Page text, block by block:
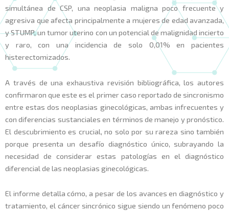
simultánea de CSP, una neoplasia maligna poco frecuente y
agresiva que afecta principalmente a mujeres de edad avanzada,
y STUMP, un tumor uterino con un potencial de malignidad incierto
y raro, con una incidencia de solo 0,01% en pacientes
histerectomizados.
A través de una exhaustiva revisión bibliográfica, los autores
confirmaron que este es el primer caso reportado de sincronismo
entre estas dos neoplasias ginecológicas, ambas infrecuentes y
con diferencias sustanciales en términos de manejo y pronóstico.
El descubrimiento es crucial, no solo por su rareza sino también
porque presenta un desafío diagnóstico único, subrayando la
necesidad de considerar estas patologías en el diagnóstico
diferencial de las neoplasias ginecológicas.
El informe detalla cómo, a pesar de los avances en diagnóstico y
tratamiento, el cáncer sincrónico sigue siendo un fenómeno poco